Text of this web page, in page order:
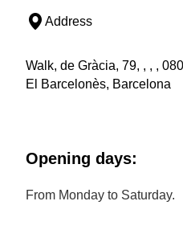
Address
Walk, de Gràcia, 79, , , ,
El Barcelonès, Barcelona
Opening days:
From Monday to Saturday.